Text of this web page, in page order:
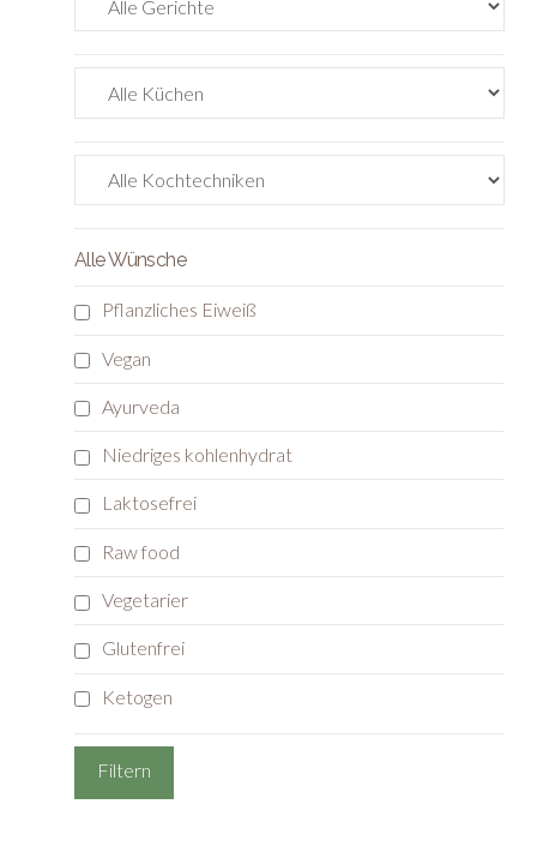
Alle Wünsche
Pflanzliches Eiweiß
Vegan
Ayurveda
Niedriges kohlenhydrat
Laktosefrei
Raw food
Vegetarier
Glutenfrei
Ketogen